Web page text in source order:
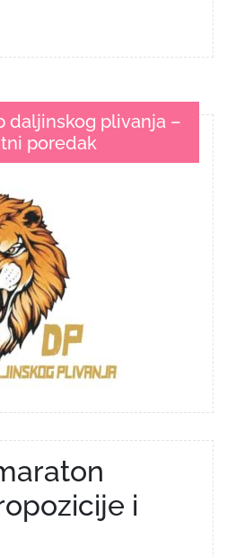
daljinskog plivanja –
poredak
i